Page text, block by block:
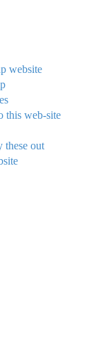
website
this web-site
out